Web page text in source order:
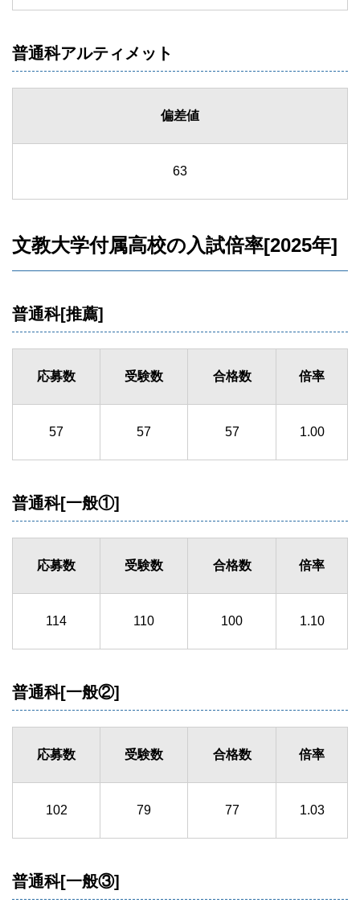
普通科アルティメット
偏差値
63
文教大学付属高校の入試倍率[2025年]
普通科[推薦]
応募数 受験数 合格数 倍率
57 57 57 1.00
普通科[一般①]
応募数 受験数 合格数 倍率
114 110 100 1.10
普通科[一般②]
応募数 受験数 合格数 倍率
102 79 77 1.03
普通科[一般③]